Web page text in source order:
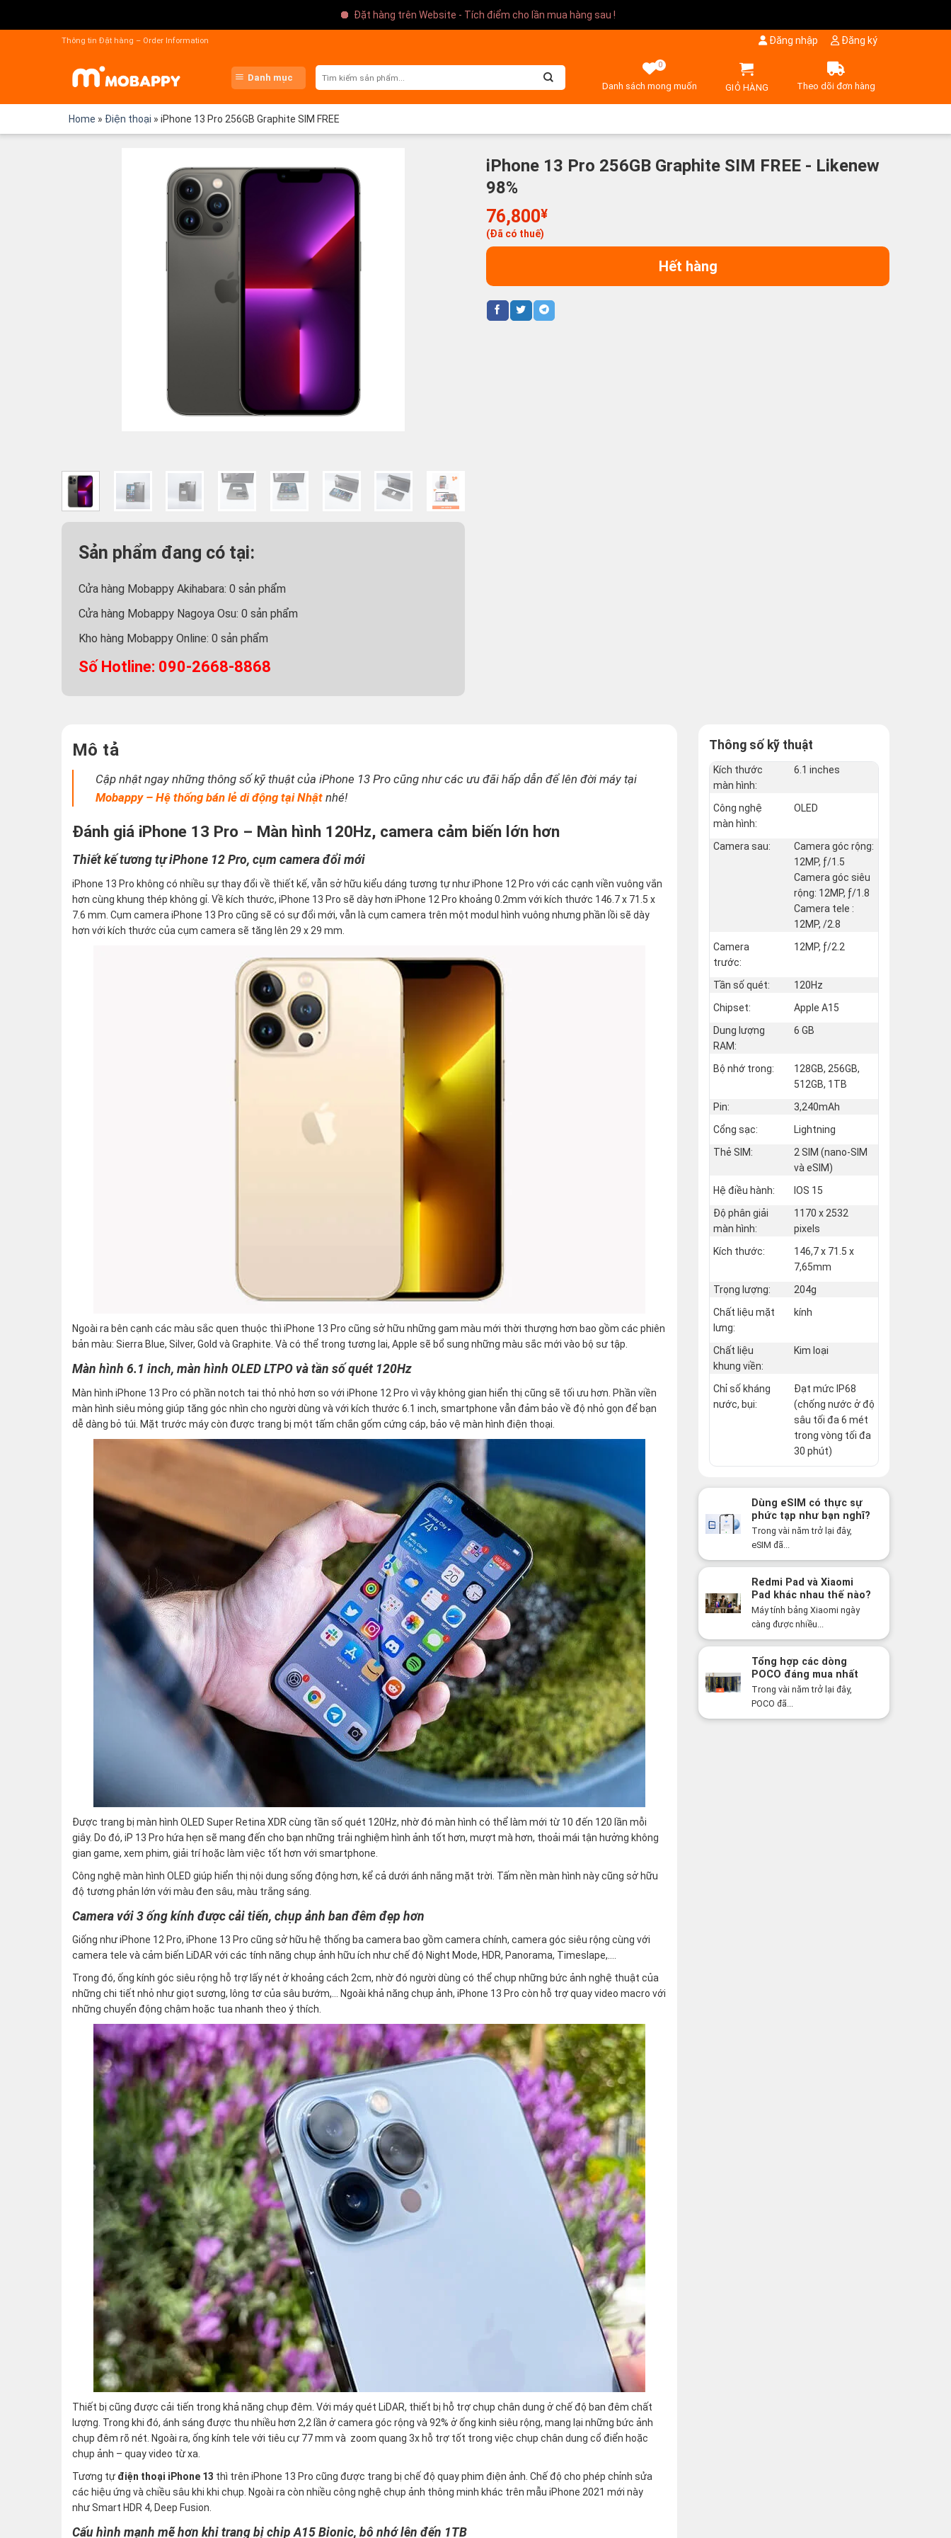
Đặt hàng trên Website - Tích điểm cho lần mua hàng sau !
Thông tin Đặt hàng – Order Information Đăng nhập Đăng ký
Danh mục
0
Danh sách mong muốn GIỎ HÀNG Theo dõi đơn hàng
Home » Điện thoại » iPhone 13 Pro 256GB Graphite SIM FREE
Sản phẩm đang có tại:
Cửa hàng Mobappy Akihabara: 0 sản phẩm
Cửa hàng Mobappy Nagoya Osu: 0 sản phẩm
Kho hàng Mobappy Online: 0 sản phẩm
Số Hotline: 090-2668-8868
iPhone 13 Pro 256GB Graphite SIM FREE - Likenew
98%
76,800¥
(Đã có thuế)
Hết hàng
Mô tả
Cập nhật ngay những thông số kỹ thuật của iPhone 13 Pro cũng như các ưu đãi hấp dẫn để lên đời máy tại
Mobappy – Hệ thống bán lẻ di động tại Nhật nhé!
Đánh giá iPhone 13 Pro – Màn hình 120Hz, camera cảm biến lớn hơn
Thiết kế tương tự iPhone 12 Pro, cụm camera đổi mới
iPhone 13 Pro không có nhiều sự thay đổi về thiết kế, vẫn sở hữu kiểu dáng tương tự như iPhone 12 Pro với các cạnh viền vuông vắn
hơn cùng khung thép không gỉ. Về kích thước, iPhone 13 Pro sẽ dày hơn iPhone 12 Pro khoảng 0.2mm với kích thước 146.7 x 71.5 x
7.6 mm. Cụm camera iPhone 13 Pro cũng sẽ có sự đổi mới, vẫn là cụm camera trên một modul hình vuông nhưng phần lồi sẽ dày
hơn với kích thước của cụm camera sẽ tăng lên 29 x 29 mm.
Ngoài ra bên cạnh các màu sắc quen thuộc thì iPhone 13 Pro cũng sở hữu những gam màu mới thời thượng hơn bao gồm các phiên
bản màu: Sierra Blue, Silver, Gold và Graphite. Và có thể trong tương lai, Apple sẽ bổ sung những màu sắc mới vào bộ sư tập.
Màn hình 6.1 inch, màn hình OLED LTPO và tần số quét 120Hz
Màn hình iPhone 13 Pro có phần notch tai thỏ nhỏ hơn so với iPhone 12 Pro vì vậy không gian hiển thị cũng sẽ tối ưu hơn. Phần viền
màn hình siêu mỏng giúp tăng góc nhìn cho người dùng và với kích thước 6.1 inch, smartphone vẫn đảm bảo về độ nhỏ gọn để bạn
dễ dàng bỏ túi. Mặt trước máy còn được trang bị một tấm chắn gốm cứng cáp, bảo vệ màn hình điện thoại.
Được trang bị màn hình OLED Super Retina XDR cùng tần số quét 120Hz, nhờ đó màn hình có thể làm mới từ 10 đến 120 lần mỗi
giây. Do đó, iP 13 Pro hứa hẹn sẽ mang đến cho bạn những trải nghiệm hình ảnh tốt hơn, mượt mà hơn, thoải mái tận hưởng không
gian game, xem phim, giải trí hoặc làm việc tốt hơn với smartphone.
Công nghệ màn hình OLED giúp hiển thị nội dung sống động hơn, kể cả dưới ánh nắng mặt trời. Tấm nền màn hình này cũng sở hữu
độ tương phản lớn với màu đen sâu, màu trắng sáng.
Camera với 3 ống kính được cải tiến, chụp ảnh ban đêm đẹp hơn
Giống như iPhone 12 Pro, iPhone 13 Pro cũng sở hữu hệ thống ba camera bao gồm camera chính, camera góc siêu rộng cùng với
camera tele và cảm biến LiDAR với các tính năng chụp ảnh hữu ích như chế độ Night Mode, HDR, Panorama, Timeslape,….
Trong đó, ống kính góc siêu rộng hỗ trợ lấy nét ở khoảng cách 2cm, nhờ đó người dùng có thể chụp những bức ảnh nghệ thuật của
những chi tiết nhỏ như giọt sương, lông tơ của sâu bướm,… Ngoài khả năng chụp ảnh, iPhone 13 Pro còn hỗ trợ quay video macro với
những chuyển động chậm hoặc tua nhanh theo ý thích.
Thiết bị cũng được cải tiến trong khả năng chụp đêm. Với máy quét LiDAR, thiết bị hỗ trợ chụp chân dung ở chế độ ban đêm chất
lượng. Trong khi đó, ánh sáng được thu nhiều hơn 2,2 lần ở camera góc rộng và 92% ở ống kinh siêu rộng, mang lại những bức ảnh
chụp đêm rõ nét. Ngoài ra, ống kính tele với tiêu cự 77 mm và zoom quang 3x hỗ trợ tốt trong việc chụp chân dung cổ điển hoặc
chụp ảnh – quay video từ xa.
Tương tự điện thoại iPhone 13 thì trên iPhone 13 Pro cũng được trang bị chế độ quay phim điện ảnh. Chế độ cho phép chỉnh sửa
các hiệu ứng và chiều sâu khi khi chụp. Ngoài ra còn nhiều công nghệ chụp ảnh thông minh khác trên mẫu iPhone 2021 mới này
như Smart HDR 4, Deep Fusion.
Cấu hình mạnh mẽ hơn khi trang bị chip A15 Bionic, bộ nhớ lên đến 1TB
Thông số kỹ thuật
Kích thước
màn hình:
6.1 inches
Công nghệ
màn hình:
OLED
Camera sau:
Camera góc rộng:
12MP, ƒ/1.5
Camera góc siêu
rộng: 12MP, ƒ/1.8
Camera tele :
12MP, /2.8
Camera
trước:
12MP, ƒ/2.2
Tần số quét:
120Hz
Chipset:
Apple A15
Dung lượng
RAM:
6 GB
Bộ nhớ trong:
128GB, 256GB,
512GB, 1TB
Pin:
3,240mAh
Cổng sạc:
Lightning
Thẻ SIM:
2 SIM (nano‑SIM
và eSIM)
Hệ điều hành:
IOS 15
Độ phân giải
màn hình:
1170 x 2532
pixels
Kích thước:
146,7 x 71.5 x
7,65mm
Trọng lượng:
204g
Chất liệu mặt
lưng:
kính
Chất liệu
khung viền:
Kim loại
Chỉ số kháng
nước, bụi:
Đạt mức IP68
(chống nước ở độ
sâu tối đa 6 mét
trong vòng tối đa
30 phút)
Dùng eSIM có thực sự
phức tạp như bạn nghĩ?
Sự thật có thể khiến
bạn bất ngờ!
Trong vài năm trở lại đây,
eSIM đã...
Redmi Pad và Xiaomi
Pad khác nhau thế nào?
Nên mua dòng nào năm
2026?
Máy tính bảng Xiaomi ngày
càng được nhiều...
Tổng hợp các dòng
POCO đáng mua nhất
năm 2026: Hiệu năng
mạnh, giá cực tốt
Trong vài năm trở lại đây,
POCO đã...